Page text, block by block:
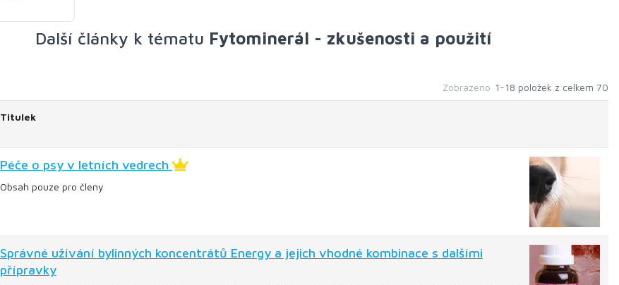
Další články k tématu Fytominerál - zkušenosti a použití
Zobrazeno 1-18 položek z celkem 70
Titulek
Péče o psy v letních vedrech
Obsah pouze pro členy
Správné užívání bylinných koncentrátů Energy a jejich vhodné kombinace s dalšími
přípravky